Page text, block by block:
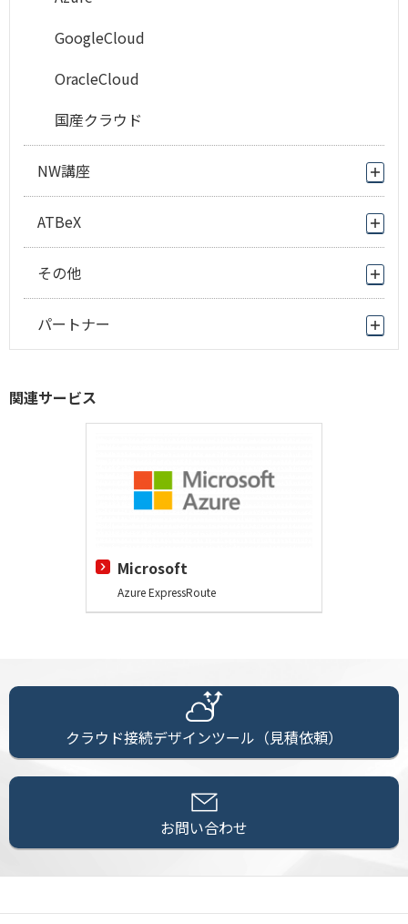
GoogleCloud
OracleCloud
国産クラウド
NW講座
ATBeX
その他
パートナー
関連サービス
Microsoft
Azure ExpressRoute
クラウド接続デザインツール（見積依頼）
お問い合わせ